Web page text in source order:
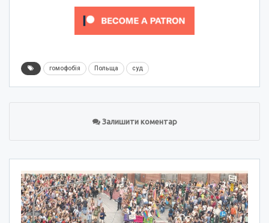
гомофобія Польща суд
Залишити коментар